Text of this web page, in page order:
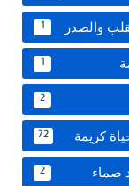
والصدر 1
1
2
كريمة 72
صماء 2